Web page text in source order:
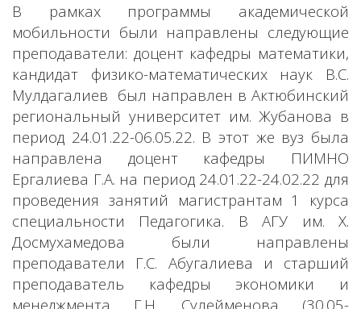
В рамках программы академической
мобильности были направлены следующие
преподаватели: доцент кафедры математики,
кандидат физико-математических наук В.С.
Мулдагалиев был направлен в Актюбинский
региональный университет им. Жубанова в
период 24.01.22-06.05.22. В этот же вуз была
направлена доцент кафедры ПИМНО
Ергалиева Г.А. на период 24.01.22-24.02.22 для
проведения занятий магистрантам 1 курса
специальности Педагогика. В АГУ им. Х.
Досмухамедова были направлены
преподаватели Г.С. Абугалиева и старший
преподаватель кафедры экономики и
менеджмента Г.Н. Сулейменова (30.05-